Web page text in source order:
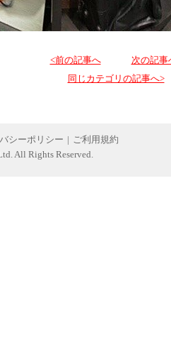
<前の記事へ
次の記事
同じカテゴリの記事へ>
シーポリシー | ご利用規約
All Rights Reserved.